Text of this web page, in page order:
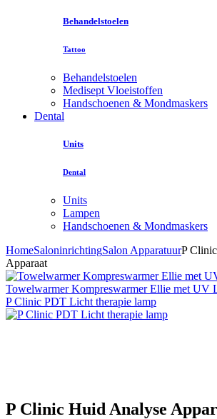
Behandelstoelen
Tattoo
Behandelstoelen
Medisept Vloeistoffen
Handschoenen & Mondmaskers
Dental
Units
Dental
Units
Lampen
Handschoenen & Mondmaskers
HomeSaloninrichtingSalon ApparatuurP
Apparaat
Towelwarmer Kompreswarmer Ellie met UV
P Clinic PDT Licht therapie lamp
P Clinic Huid Analyse